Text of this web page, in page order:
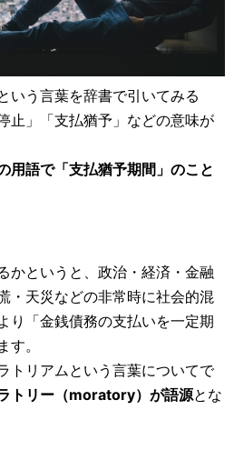
いう言葉を辞書で引いてみる
止」「支払猶予」などの意味が
用語で「支払猶予期間」のこと
かというと、政治・経済・金融
・天災などの非常時に社会的混
り「金銭債務の支払いを一定期
。
トリアムという言葉についてで
トリー（moratory）が語源とな